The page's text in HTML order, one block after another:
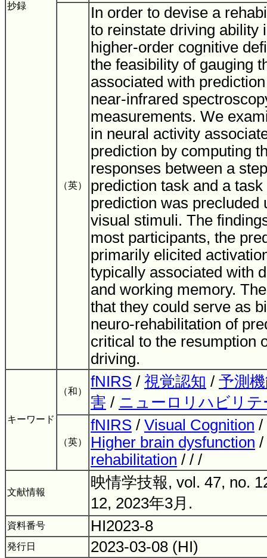
抄録
（英）
In order to devise a
to reinstate driving ability
higher-order cognitive
the feasibility of gauging
associated with
near-infrared
measurements. We
in neural activity
prediction by computing
responses between a
prediction task and a
prediction was precluded
visual stimuli. The
most participants, the
primarily elicited
typically associated with
and working memory.
that they could serve as
neuro-rehabilitation of
critical to the resumption
driving.
キーワード
（和）
fNIRS / 視覚認知 / 予測
害 / ニューロリハビリ
（英）
fNIRS / Visual Cognition /
Higher brain dysfunction /
rehabilitation / / /
文献情報
映情学技報, vol. 47, no.
12, 2023年3月.
資料番号 HI2023-8
発行日 2023-03-08 (HI)